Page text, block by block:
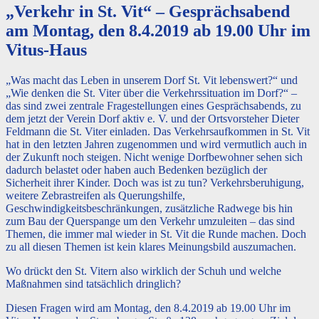
„Verkehr in St. Vit“ – Gesprächsabend
am Montag, den 8.4.2019 ab 19.00 Uhr im
Vitus-Haus
„Was macht das Leben in unserem Dorf St. Vit lebenswert?“ und
„Wie denken die St. Viter über die Verkehrssituation im Dorf?“ –
das sind zwei zentrale Fragestellungen eines Gesprächsabends, zu
dem jetzt der Verein Dorf aktiv e. V. und der Ortsvorsteher Dieter
Feldmann die St. Viter einladen. Das Verkehrsaufkommen in St. Vit
hat in den letzten Jahren zugenommen und wird vermutlich auch in
der Zukunft noch steigen. Nicht wenige Dorfbewohner sehen sich
dadurch belastet oder haben auch Bedenken bezüglich der
Sicherheit ihrer Kinder. Doch was ist zu tun? Verkehrsberuhigung,
weitere Zebrastreifen als Querungshilfe,
Geschwindigkeitsbeschränkungen, zusätzliche Radwege bis hin
zum Bau der Querspange um den Verkehr umzuleiten – das sind
Themen, die immer mal wieder in St. Vit die Runde machen. Doch
zu all diesen Themen ist kein klares Meinungsbild auszumachen.
Wo drückt den St. Vitern also wirklich der Schuh und welche
Maßnahmen sind tatsächlich dringlich?
Diesen Fragen wird am Montag, den 8.4.2019 ab 19.00 Uhr im